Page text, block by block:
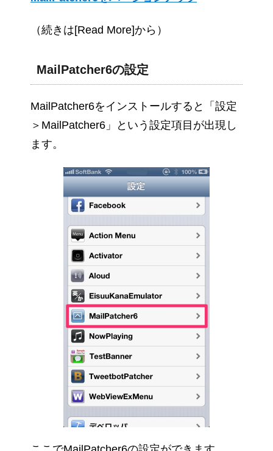
（続きは[Read More]から）
MailPatcher6の設定
MailPatcher6をインストールすると「設定
＞MailPatcher6」という設定項目が出現し
ます。